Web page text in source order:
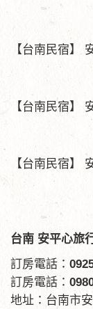
【台南民宿】
【台南民宿】
【台南民宿】
台南 安平心旅
訂房電話：
訂房電話：
地址：台南市